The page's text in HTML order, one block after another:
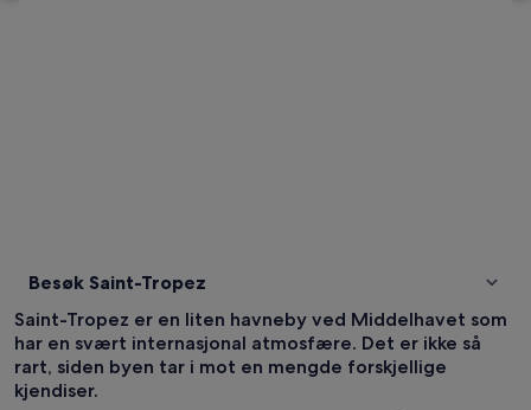
Besøk Saint-Tropez
Saint-Tropez er en liten havneby ved Middelhavet som
har en svært internasjonal atmosfære. Det er ikke så
rart, siden byen tar i mot en mengde forskjellige
kjendiser.